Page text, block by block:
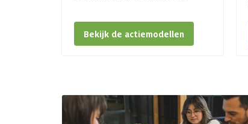
Bekijk de actiemodellen